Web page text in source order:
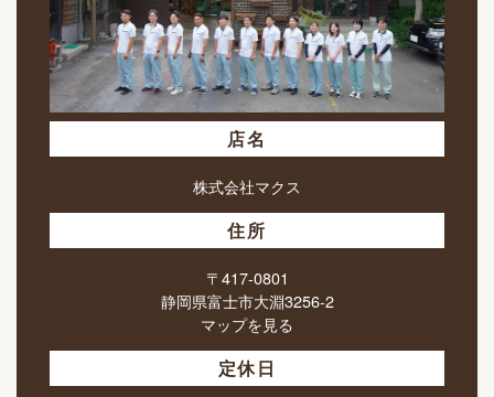
店名
株式会社マクス
住所
〒417-0801
静岡県富士市大淵3256-2
マップを見る
定休日